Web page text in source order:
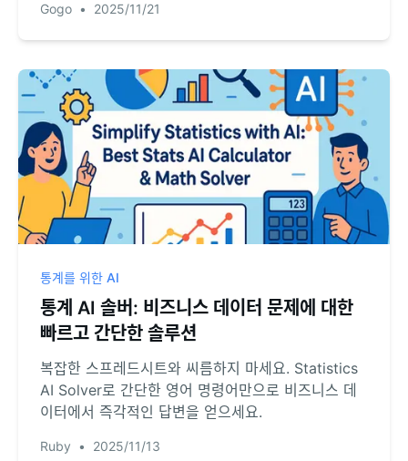
AI가 고객 인사이트를 발견하고 데이터 기반 의사결정
을 주도하는 방법을 배워보세요.
Gogo • 2025/11/21
통계를 위한 AI
통계 AI 솔버: 비즈니스 데이터 문제에 대한
빠르고 간단한 솔루션
복잡한 스프레드시트와 씨름하지 마세요. Statistics
AI Solver로 간단한 영어 명령어만으로 비즈니스 데
이터에서 즉각적인 답변을 얻으세요.
Ruby • 2025/11/13